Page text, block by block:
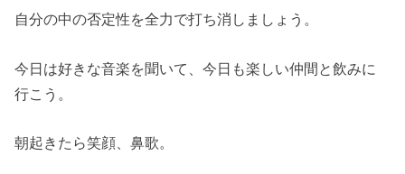
自分の中の否定性を全力で打ち消しましょう。
今日は好きな音楽を聞いて、今日も楽しい仲間と飲みに
行こう。
朝起きたら笑顔、鼻歌。